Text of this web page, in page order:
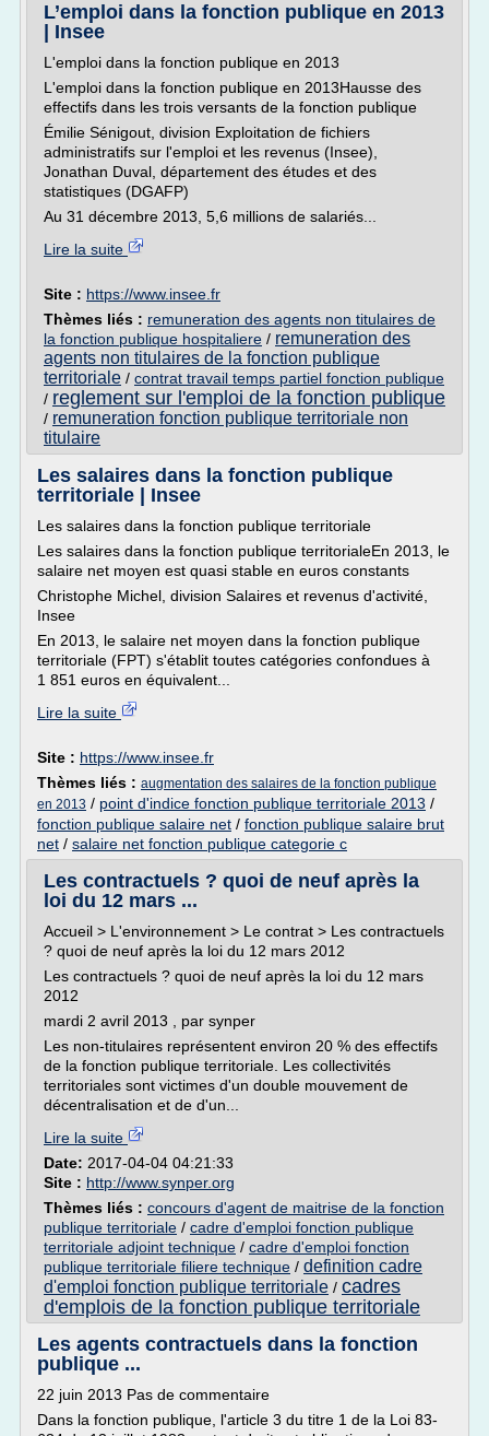
L’emploi dans la fonction publique en 2013
| Insee
L'emploi dans la fonction publique en 2013
L'emploi dans la fonction publique en 2013Hausse des
effectifs dans les trois versants de la fonction publique
Émilie Sénigout, division Exploitation de fichiers
administratifs sur l'emploi et les revenus (Insee),
Jonathan Duval, département des études et des
statistiques (DGAFP)
Au 31 décembre 2013, 5,6 millions de salariés...
Lire la suite
Site : https://www.insee.fr
Thèmes liés : remuneration des agents non titulaires de
la fonction publique hospitaliere / remuneration des
agents non titulaires de la fonction publique
territoriale / contrat travail temps partiel fonction publique
/ reglement sur l'emploi de la fonction publique
/ remuneration fonction publique territoriale non
titulaire
Les salaires dans la fonction publique
territoriale | Insee
Les salaires dans la fonction publique territoriale
Les salaires dans la fonction publique territorialeEn 2013, le
salaire net moyen est quasi stable en euros constants
Christophe Michel, division Salaires et revenus d'activité,
Insee
En 2013, le salaire net moyen dans la fonction publique
territoriale (FPT) s'établit toutes catégories confondues à
1 851 euros en équivalent...
Lire la suite
Site : https://www.insee.fr
Thèmes liés : augmentation des salaires de la fonction publique
en 2013 / point d'indice fonction publique territoriale 2013 /
fonction publique salaire net / fonction publique salaire brut
net / salaire net fonction publique categorie c
Les contractuels ? quoi de neuf après la
loi du 12 mars ...
Accueil > L'environnement > Le contrat > Les contractuels
? quoi de neuf après la loi du 12 mars 2012
Les contractuels ? quoi de neuf après la loi du 12 mars
2012
mardi 2 avril 2013 , par synper
Les non-titulaires représentent environ 20 % des effectifs
de la fonction publique territoriale. Les collectivités
territoriales sont victimes d'un double mouvement de
décentralisation et de d'un...
Lire la suite
Date: 2017-04-04 04:21:33
Site : http://www.synper.org
Thèmes liés : concours d'agent de maitrise de la fonction
publique territoriale / cadre d'emploi fonction publique
territoriale adjoint technique / cadre d'emploi fonction
publique territoriale filiere technique / definition cadre
d'emploi fonction publique territoriale / cadres
d'emplois de la fonction publique territoriale
Les agents contractuels dans la fonction
publique ...
22 juin 2013 Pas de commentaire
Dans la fonction publique, l'article 3 du titre 1 de la Loi 83-